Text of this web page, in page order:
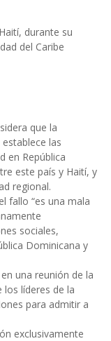
durante su
del Caribe
que la
las
en República
este país y Haití, y
regional.
fallo “es una mala
sociales,
Dominicana y
una reunión de la
los líderes de la
para admitir a
exclusivamente